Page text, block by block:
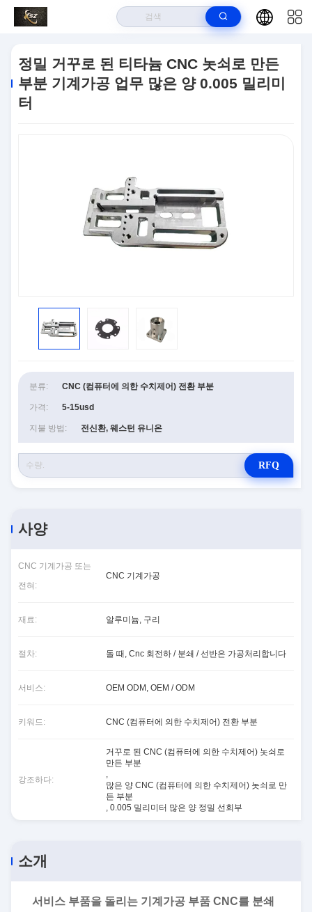
타늄 CNC 놋쇠로 만든 부분 기계가공 업무 많은 양 0.005 밀리미터
정밀 거꾸로 된 티타늄 CNC 놋쇠로 만든
부분 기계가공 업무 많은 양 0.005 밀리미
터
분류: CNC (컴퓨터에 의한 수치제어) 전환 부분
가격: 5-15usd
지불 방법: 전신환, 웨스턴 유니온
RFQ
사양
CNC 기계가공 또는
전혀:
CNC 기계가공
재료: 알루미늄, 구리
절차: 돌 때, Cnc 회전하 / 분쇄 / 선반은 가공처리합니다
서비스: OEM ODM, OEM / ODM
키워드: CNC (컴퓨터에 의한 수치제어) 전환 부분
강조하다:
거꾸로 된 CNC (컴퓨터에 의한 수치제어) 놋쇠로
만든 부분
,
많은 양 CNC (컴퓨터에 의한 수치제어) 놋쇠로 만
든 부분
, 0.005 밀리미터 많은 양 정밀 선회부
소개
서비스 부품을 돌리는 기계가공 부품 CNC를 분쇄